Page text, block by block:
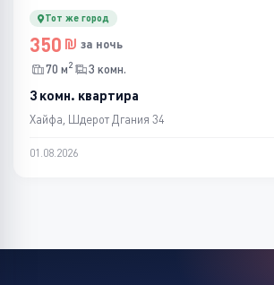
Тот же город
350
за ночь
70 м2 3 комн.
3 комн. квартира
Хайфа, Шдерот Дгания 34
01.08.2026